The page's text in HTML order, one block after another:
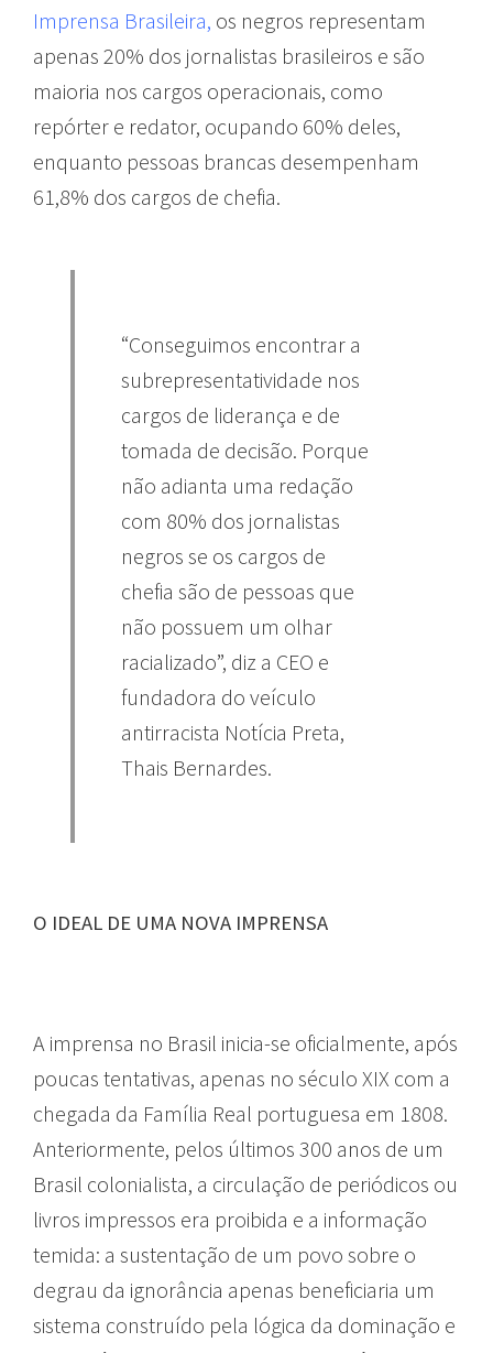
Imprensa Brasileira, os negros representam
apenas 20% dos jornalistas brasileiros e são
maioria nos cargos operacionais, como
repórter e redator, ocupando 60% deles,
enquanto pessoas brancas desempenham
61,8% dos cargos de chefia.
“Conseguimos encontrar a
subrepresentatividade nos
cargos de liderança e de
tomada de decisão. Porque
não adianta uma redação
com 80% dos jornalistas
negros se os cargos de
chefia são de pessoas que
não possuem um olhar
racializado”, diz a CEO e
fundadora do veículo
antirracista Notícia Preta,
Thais Bernardes.
O IDEAL DE UMA NOVA IMPRENSA
A imprensa no Brasil inicia-se oficialmente, após
poucas tentativas, apenas no século XIX com a
chegada da Família Real portuguesa em 1808.
Anteriormente, pelos últimos 300 anos de um
Brasil colonialista, a circulação de periódicos ou
livros impressos era proibida e a informação
temida: a sustentação de um povo sobre o
degrau da ignorância apenas beneficiaria um
sistema construído pela lógica da dominação e